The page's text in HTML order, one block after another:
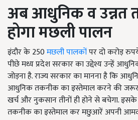
अब आधुनिक व उन्नत
होगा मछली पालन
इंदौर के250मछली पालकोंपर दो करोड़
पीछे मध्य प्रदेश सरकार का उद्देश्य उन्हें
जोड़ना है. राज्य सरकार का मानना है कि
आधुनिक तकनीक का इस्तेमाल करने की
खर्च और नुकसान तीनों ही होने से बचेगा.
तकनीक का इस्तेमाल कर मछुआरें अपनी